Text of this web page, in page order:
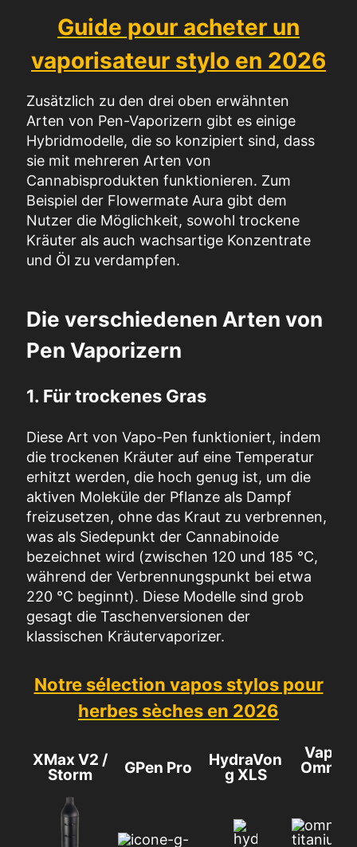
Guide pour acheter un
vaporisateur stylo en 2026
Zusätzlich zu den drei oben erwähnten
Arten von Pen-Vaporizern gibt es einige
Hybridmodelle, die so konzipiert sind, dass
sie mit mehreren Arten von
Cannabisprodukten funktionieren. Zum
Beispiel der Flowermate Aura gibt dem
Nutzer die Möglichkeit, sowohl trockene
Kräuter als auch wachsartige Konzentrate
und Öl zu verdampfen.
Die verschiedenen Arten von
Pen Vaporizern
1. Für trockenes Gras
Diese Art von Vapo-Pen funktioniert, indem
die trockenen Kräuter auf eine Temperatur
erhitzt werden, die hoch genug ist, um die
aktiven Moleküle der Pflanze als Dampf
freizusetzen, ohne das Kraut zu verbrennen,
was als Siedepunkt der Cannabinoide
bezeichnet wird (zwischen 120 und 185 °C,
während der Verbrennungspunkt bei etwa
220 °C beginnt). Diese Modelle sind grob
gesagt die Taschenversionen der
klassischen Kräutervaporizer.
Notre sélection vapos stylos pour
herbes sèches en 2026
XMax V2 /
Storm
GPen Pro
HydraVon
g XLS